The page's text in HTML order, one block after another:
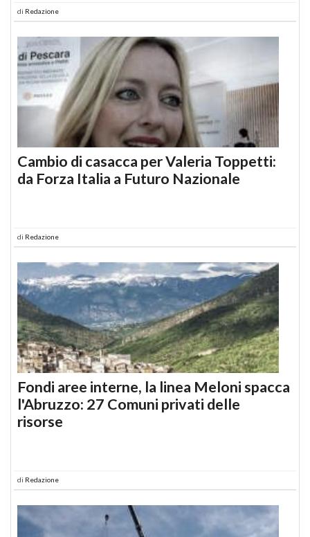
di Redazione
Cambio di casacca per Valeria Toppetti:
da Forza Italia a Futuro Nazionale
di Redazione
Fondi aree interne, la linea Meloni spacca
l'Abruzzo: 27 Comuni privati delle
risorse
di Redazione